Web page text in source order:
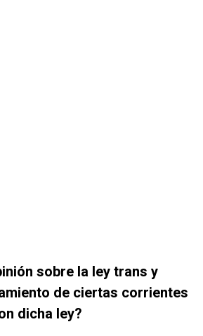
sobre la ley trans y
de ciertas corrientes
dicha ley?